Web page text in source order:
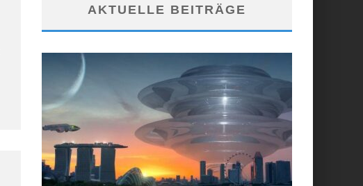
AKTUELLE BEITRÄGE